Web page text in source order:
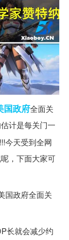
国政府全面关
计是每关门一
今天受到全网
，下面大家可
国政府全面关
长就会减少约